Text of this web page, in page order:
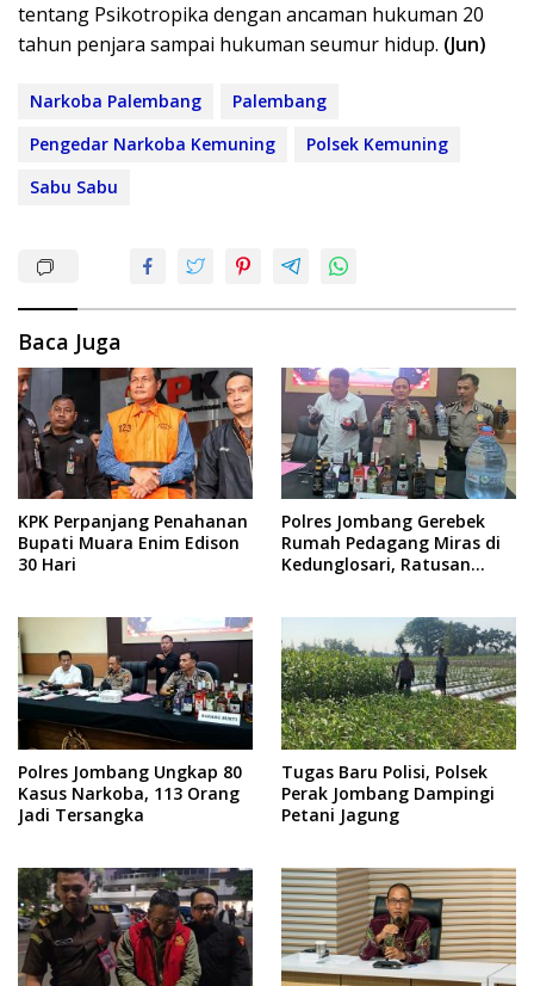
tentang Psikotropika dengan ancaman hukuman 20
tahun penjara sampai hukuman seumur hidup. (Jun)
Narkoba Palembang
Palembang
Pengedar Narkoba Kemuning
Polsek Kemuning
Sabu Sabu
Baca Juga
KPK Perpanjang Penahanan
Bupati Muara Enim Edison
30 Hari
Polres Jombang Gerebek
Rumah Pedagang Miras di
Kedunglosari, Ratusan
Polres Jombang Ungkap 80
Kasus Narkoba, 113 Orang
Jadi Tersangka
Tugas Baru Polisi, Polsek
Perak Jombang Dampingi
Petani Jagung